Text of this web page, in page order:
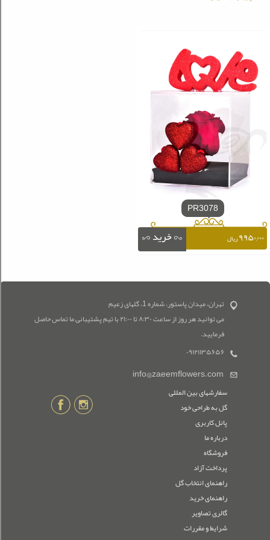
PR3078
۹,۹۵۰,۰۰۰ریال
تهران، میدان پاستور، شماره 1، گلهای زعیم
می توانید هر روز از ساعت ۸:۳۰ تا ۲۱:۰۰ با تیم پشتیبانی ما تماس حاصل
فرمایید.
۰۹۱۲۱۱۳۵۶۵۶
info@zaeemflowers.com
سفارشهای بین المللی
گل به طراحی خود
پانل کاربری
درباره ما
فروشگاه
پرداخت آزاد
راهنمای انتخاب گل
راهنمای خرید
گالری تصاویر
شرایط و مقررات